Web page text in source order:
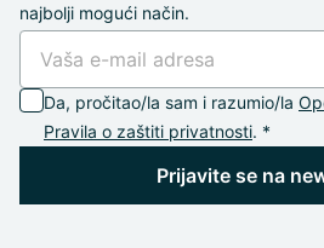
najbolji mogući način.
Da, pročitao/la sam i razumio/la
Pravila o zaštiti privatnosti. *
Prijavite se na